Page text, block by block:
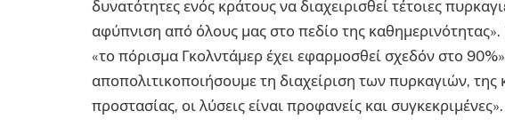
δυνατότητες ενός κράτους να διαχειρισθεί τέτοιες
αφύπνιση από όλους μας στο πεδίο της
«το πόρισμα Γκολντάμερ έχει εφαρμοσθεί σχεδόν στο
αποπολιτικοποιήσουμε τη διαχείριση των πυρκαγιών, της
προστασίας, οι λύσεις είναι προφανείς και συγκεκριμένες».